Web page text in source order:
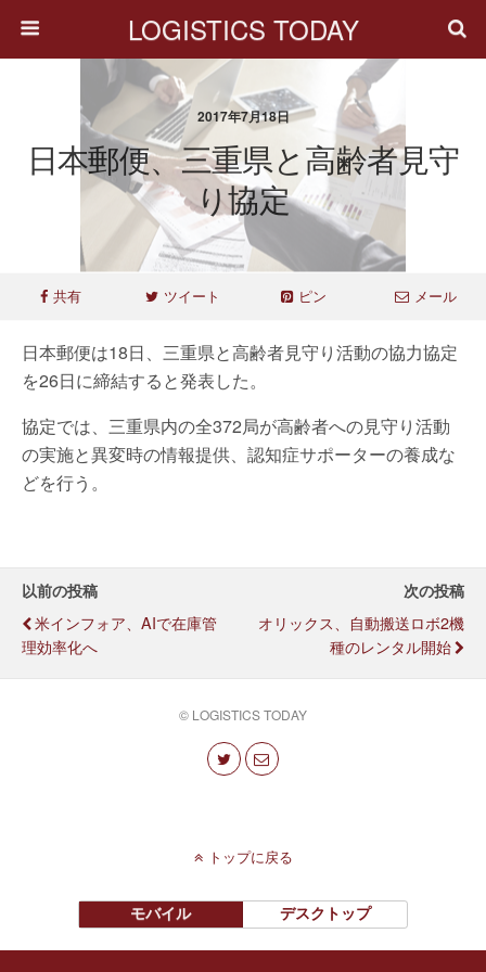
LOGISTICS TODAY
2017年7月18日
日本郵便、三重県と高齢者見守
り協定
共有 ツイート ピン メール
日本郵便は18日、三重県と高齢者見守り活動の協力協定
を26日に締結すると発表した。
協定では、三重県内の全372局が高齢者への見守り活動
の実施と異変時の情報提供、認知症サポーターの養成な
どを行う。
以前の投稿
米インフォア、AIで在庫管
理効率化へ
次の投稿
オリックス、自動搬送ロボ2機
種のレンタル開始
© LOGISTICS TODAY
トップに戻る
モバイル デスクトップ